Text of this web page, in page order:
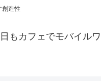
創造性
もカフェでモバイルワ